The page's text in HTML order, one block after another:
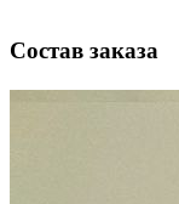
Состав заказа